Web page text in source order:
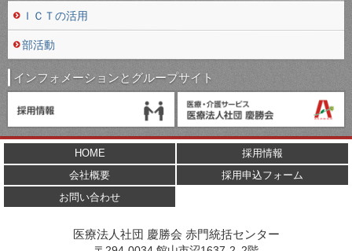
ＩＣＴの活用
部活動
インフォメーションとグループサイト
HOME
採用情報
会社概要
採用申込フォーム
お問い合わせ
医療法人社団 慶勝会 赤門統括センター